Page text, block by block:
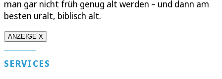
man gar nicht früh genug alt werden – und dann am
besten uralt, biblisch alt.
ANZEIGE X
SERVICES